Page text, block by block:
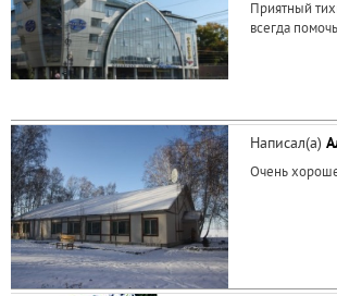
Приятный
всегда
Написал(а)
Очень